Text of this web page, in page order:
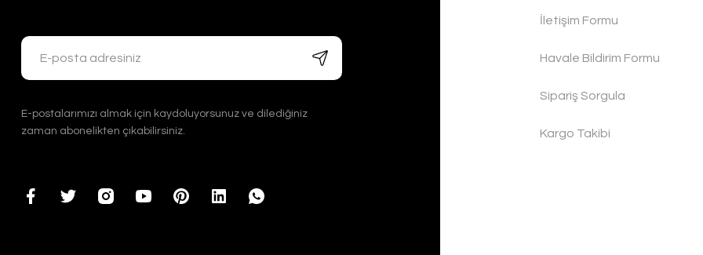
E-postalarımızı almak için kaydoluyorsunuz ve dilediğiniz
zaman abonelikten çıkabilirsiniz.
İletişim Formu
Havale Bildirim Formu
Sipariş Sorgula
Kargo Takibi